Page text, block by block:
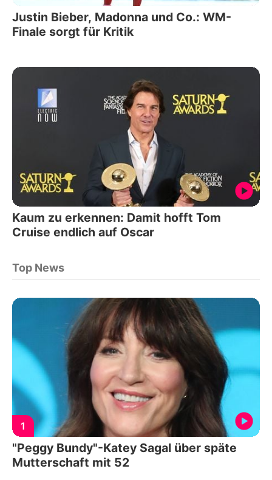
Justin Bieber, Madonna und Co.: WM-
Finale sorgt für Kritik
Kaum zu erkennen: Damit hofft Tom
Cruise endlich auf Oscar
Top News
1
"Peggy Bundy"-Katey Sagal über späte
Mutterschaft mit 52